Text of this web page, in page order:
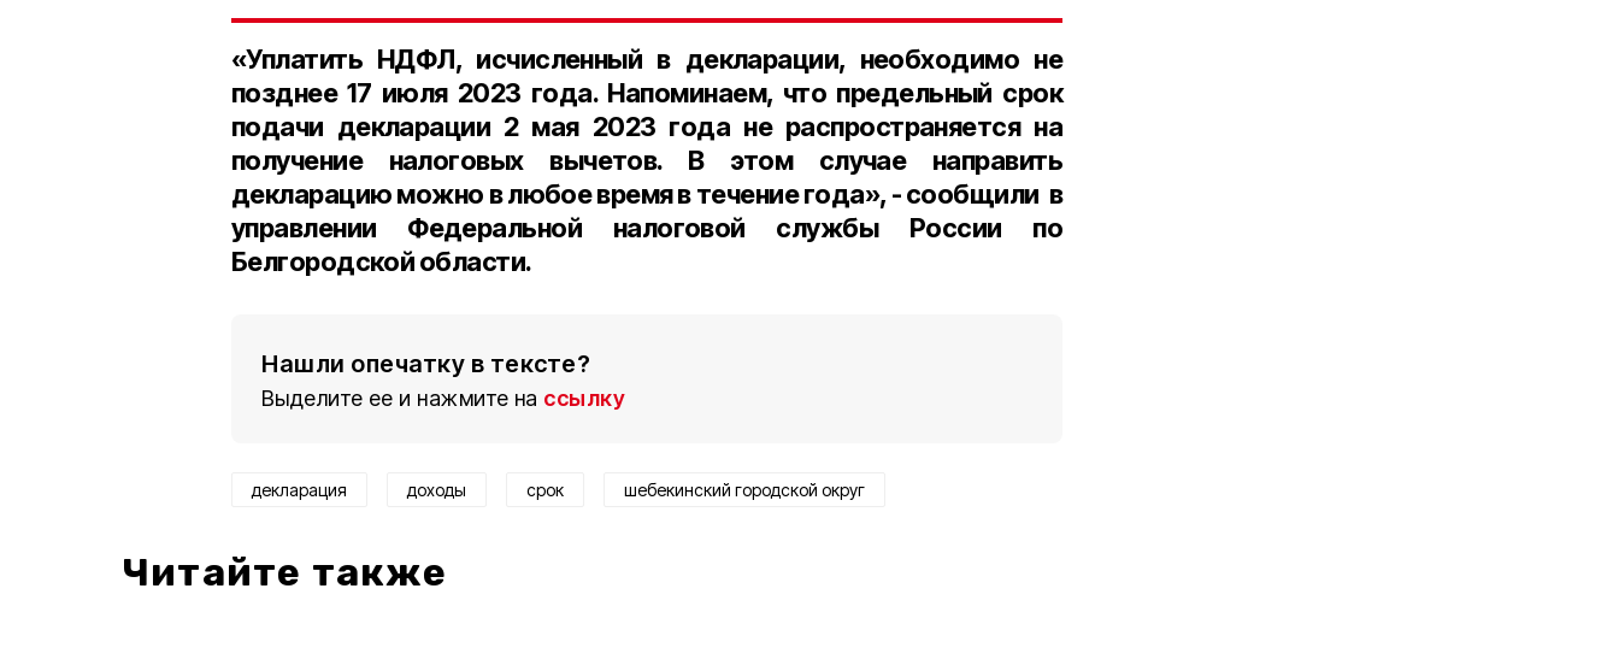
«Уплатить НДФЛ, исчисленный в декларации, необходимо не
позднее 17 июля 2023 года. Напоминаем, что предельный срок
подачи декларации 2 мая 2023 года не распространяется на
получение налоговых вычетов. В этом случае направить
декларацию можно в любое время в течение года», - сообщили в
управлении Федеральной налоговой службы России по
Белгородской области.
Нашли опечатку в тексте?
Выделите ее и нажмите на ссылку
декларация доходы срок шебекинский городской округ
Читайте также